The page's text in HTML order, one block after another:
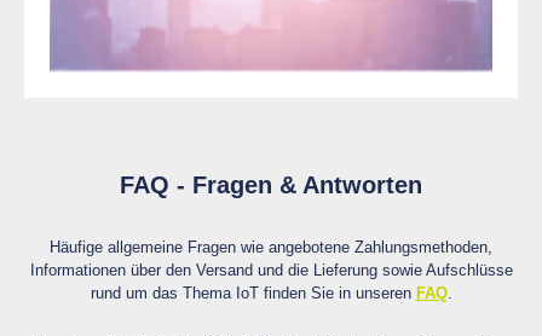
FAQ - Fragen & Antworten
Häufige allgemeine Fragen wie angebotene Zahlungsmethoden,
Informationen über den Versand und die Lieferung sowie Aufschlüsse
rund um das Thema IoT finden Sie in unseren FAQ.